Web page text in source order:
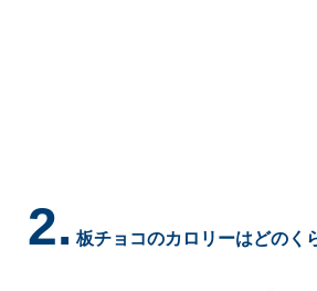
2. 板チョコのカロリーはどのく